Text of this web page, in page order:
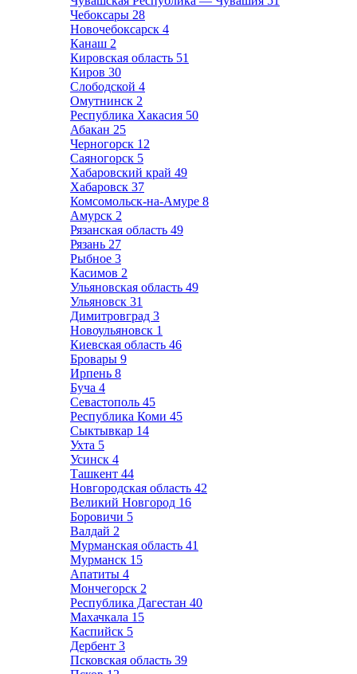
Чебоксары 28
Новочебоксарск 4
Канаш 2
Кировская область 51
Киров 30
Слободской 4
Омутнинск 2
Республика Хакасия 50
Абакан 25
Черногорск 12
Саяногорск 5
Хабаровский край 49
Хабаровск 37
Комсомольск-на-Амуре 8
Амурск 2
Рязанская область 49
Рязань 27
Рыбное 3
Касимов 2
Ульяновская область 49
Ульяновск 31
Димитровград 3
Новоульяновск 1
Киевская область 46
Бровары 9
Ирпень 8
Буча 4
Севастополь 45
Республика Коми 45
Сыктывкар 14
Ухта 5
Усинск 4
Ташкент 44
Новгородская область 42
Великий Новгород 16
Боровичи 5
Валдай 2
Мурманская область 41
Мурманск 15
Апатиты 4
Мончегорск 2
Республика Дагестан 40
Махачкала 15
Каспийск 5
Дербент 3
Псковская область 39